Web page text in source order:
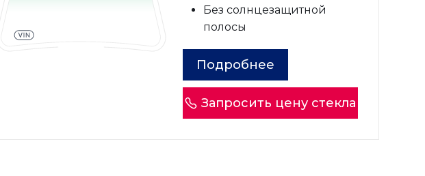
Без солнцезащитной
полосы
Подробнее
Запросить цену стекла